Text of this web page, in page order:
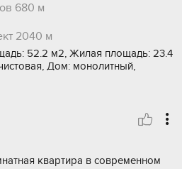
680 м
2040 м
52.2 м2, Жилая площадь: 23.4
Дом: монолитный,
квартиpа в cовpeмeннoм